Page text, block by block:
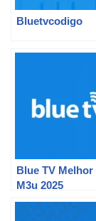
Bluetvcodigo
Blue TV Melhor
M3u 2025